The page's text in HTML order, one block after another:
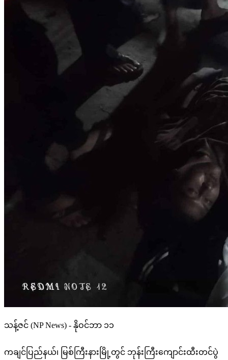
သန့်ဇင် (NP News) - နိုဝင်ဘာ ၁၁
ကချင်ပြည်နယ်၊ မြစ်ကြီးနားမြို့တွင် ဘုန်းကြီးကျောင်းထီးတင်ပွဲ